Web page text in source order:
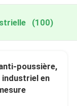
(100)
poussière,
industriel en